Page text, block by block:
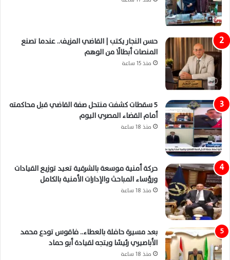
حسن النجار يكتب | القاضي المزيف.. عندما تصنع
المنصات أبطالًا من الوهم
منذ 15 ساعة
5 سقطات كشفت منتحل صفة القاضي قبل محاكمته
أمام القضاء المصري اليوم
منذ 18 ساعة
حركة أمنية موسعة بالشرقية تعيد توزيع القيادات
ورؤساء المباحث والإدارات الأمنية بالكامل
منذ 18 ساعة
بعد مسيرة حافلة بالعطاء.. فاقوس تودع محمد
الأباصيري رئيسًا ويتجه لقيادة أبو حماد
منذ 18 ساعة